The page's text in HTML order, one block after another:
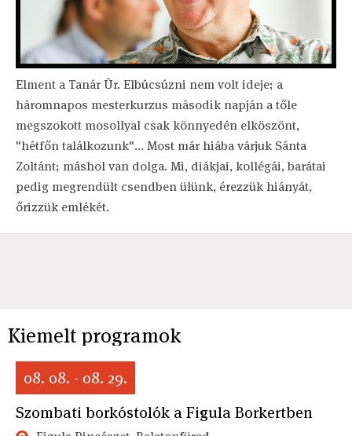
Elment a Tanár Úr. Elbúcsúzni nem volt ideje; a
háromnapos mesterkurzus második napján a tőle
megszokott mosollyal csak könnyedén elköszönt,
"hétfőn találkozunk"... Most már hiába várjuk Sánta
Zoltánt; máshol van dolga. Mi, diákjai, kollégái, barátai
pedig megrendült csendben ülünk, érezzük hiányát,
őrizzük emlékét.
Kiemelt programok
08. 08. - 08. 29.
Szombati borkóstolók a Figula Borkertben